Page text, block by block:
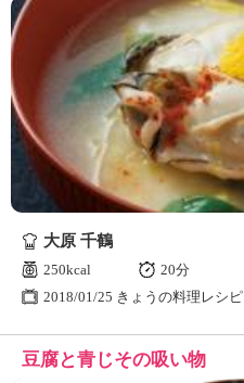
大原 千鶴
250kcal
20分
2018/01/25 きょうの料理レシピ
豆腐と青じその吸い物